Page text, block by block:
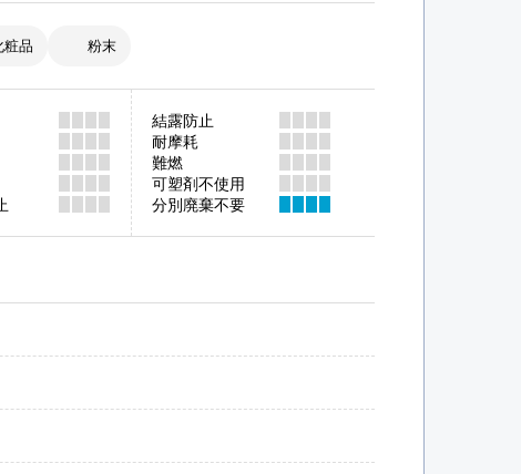
粧品 粉末
結露防止
耐摩耗
難燃
可塑剤不使用
分別廃棄不要